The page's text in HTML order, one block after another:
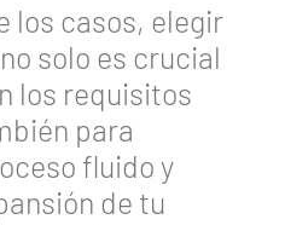
los casos, elegir
solo es crucial
los requisitos
para
fluido y
de tu